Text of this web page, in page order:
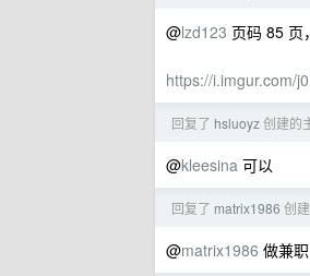
@lzd123 页码 85 页
https://i.imgur.com/
回复了 hsluoyz创建的
@kleesina 可以
回复了 matrix1986 创
@matrix1986 做兼